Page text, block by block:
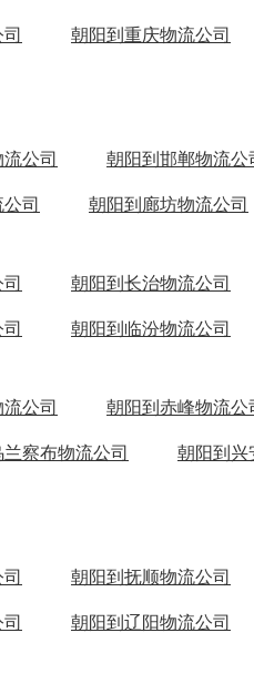
朝阳到重庆物流公司
公司 朝阳到邯郸物流公
司 朝阳到廊坊物流公司
朝阳到长治物流公司
朝阳到临汾物流公司
公司 朝阳到赤峰物流公
察布物流公司 朝阳到兴
朝阳到抚顺物流公司
朝阳到辽阳物流公司